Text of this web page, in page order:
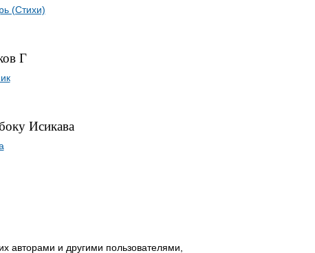
(Стихи)
Г
Исикава
авторами и другими пользователями,